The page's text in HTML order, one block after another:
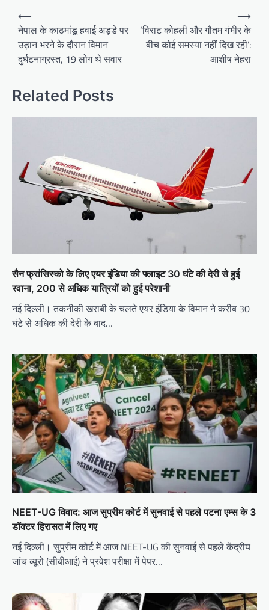
Post
navigation
⟵
नेपाल के काठमांडू हवाई अड्डे पर
उड़ान भरने के दौरान विमान
दुर्घटनाग्रस्त, 19 लोग थे सवार
‘विराट कोहली और गौतम गंभीर के
बीच कोई समस्या नहीं दिख रही’:
आशीष नेहरा
⟶
Related Posts
सैन फ्रांसिस्को के लिए एयर इंडिया की फ्लाइट 30 घंटे की देरी से हुई
रवाना, 200 से अधिक यात्रियों को हुई परेशानी
नई दिल्ली। तकनीकी खराबी के चलते एयर इंडिया के विमान ने करीब 30
घंटे से अधिक की देरी के बाद…
NEET-UG विवाद: आज सुप्रीम कोर्ट में सुनवाई से पहले पटना एम्स के 3
डॉक्टर हिरासत में लिए गए
नई दिल्ली। सुप्रीम कोर्ट में आज NEET-UG की सुनवाई से पहले केंद्रीय
जांच ब्यूरो (सीबीआई) ने प्रवेश परीक्षा में पेपर…